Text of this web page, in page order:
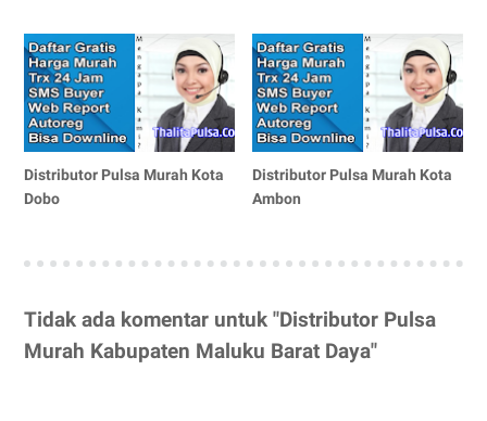
Distributor Pulsa Murah Kota
Dobo
Distributor Pulsa Murah Kota
Ambon
Tidak ada komentar untuk "Distributor Pulsa
Murah Kabupaten Maluku Barat Daya"